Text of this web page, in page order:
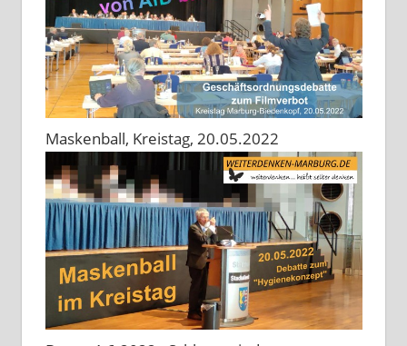
Maskenball, Kreistag, 20.05.2022